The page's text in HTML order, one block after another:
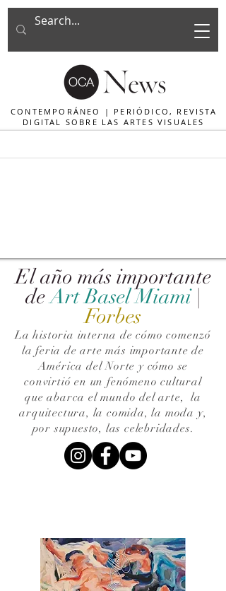
CONTEMPORÁNEO | PERIÓDICO, REVISTA
DIGITAL SOBRE LAS ARTES VISUALES
El año más importante
de Art Basel Miami |
Forbes
La historia interna de cómo comenzó
la feria de arte más importante de
América del Norte y cómo se
convirtió en un fenómeno cultural
que abarca el mundo del arte,la
arquitectura, la comida, la moda y,
por supuesto, las celebridades.